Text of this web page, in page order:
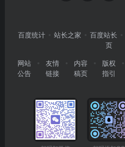
百度统计 站长之家 百度站长
页
网站
公告
友情
链接
内容
稿页
版权
指引